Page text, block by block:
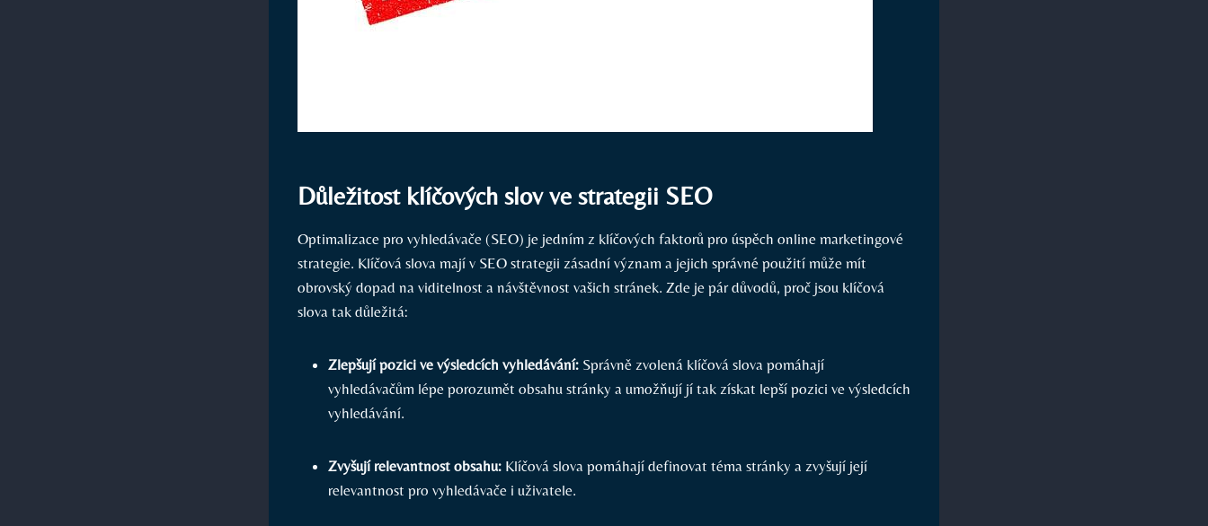
Důležitost klíčových slov ve strategii SEO
Optimalizace pro vyhledávače ⁤(SEO) je jedním z ⁣klíčových faktorů pro úspěch online marketingové
strategie. ‍Klíčová slova mají⁢ v SEO strategii zásadní význam⁤ a jejich správné použití může mít
obrovský dopad na viditelnost a návštěvnost ⁣vašich‍ stránek. Zde je pár důvodů, proč jsou klíčová
slova tak‍ důležitá:
Zlepšují pozici ve výsledcích vyhledávání: Správně zvolená ​klíčová slova pomáhají
vyhledávačům lépe porozumět obsahu stránky a umožňují jí tak získat lepší pozici ve výsledcích
vyhledávání.
Zvyšují relevantnost obsahu: Klíčová ‌slova pomáhají definovat téma stránky a zvyšují její
relevantnost pro vyhledávače i uživatele.